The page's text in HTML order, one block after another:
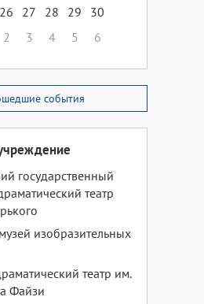
26 27 28 29
30
2 3 4 5 6
события
государственный
театр
изобразительных
театр им.
Файзи